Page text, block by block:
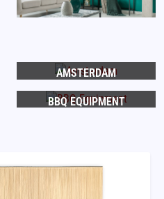
AMSTERDAM
BBQ EQUIPMENT